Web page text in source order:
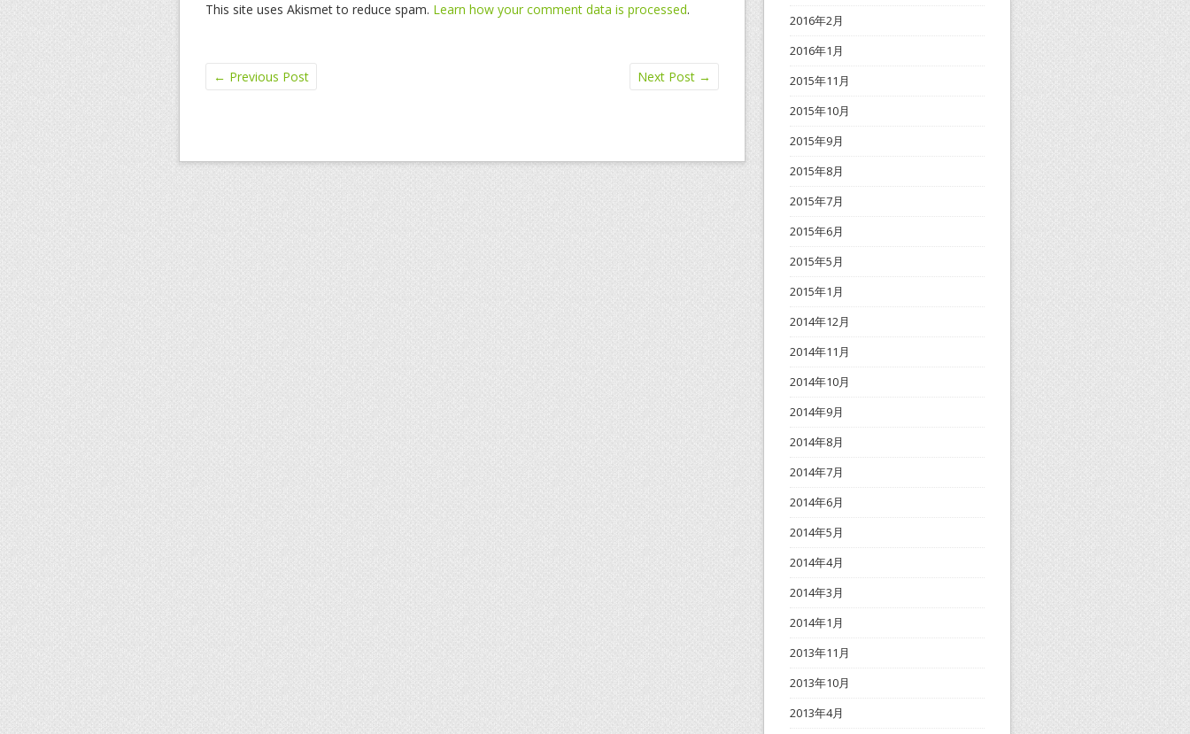
This site uses Akismet to reduce spam. Learn how your comment data is processed.
← Previous Post Next Post →
2016年2月
2016年1月
2015年11月
2015年10月
2015年9月
2015年8月
2015年7月
2015年6月
2015年5月
2015年1月
2014年12月
2014年11月
2014年10月
2014年9月
2014年8月
2014年7月
2014年6月
2014年5月
2014年4月
2014年3月
2014年1月
2013年11月
2013年10月
2013年4月